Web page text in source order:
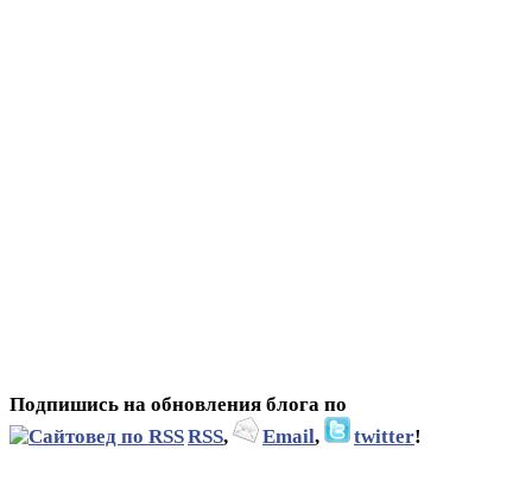
Подпишись на обновления блога по
RSS, Email, twitter!